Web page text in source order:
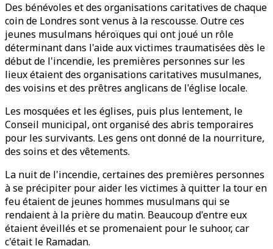
Des bénévoles et des organisations caritatives de chaque
coin de Londres sont venus à la rescousse. Outre ces
jeunes musulmans héroïques qui ont joué un rôle
déterminant dans l'aide aux victimes traumatisées dès le
début de l'incendie, les premières personnes sur les
lieux étaient des organisations caritatives musulmanes,
des voisins et des prêtres anglicans de l'église locale.
Les mosquées et les églises, puis plus lentement, le
Conseil municipal, ont organisé des abris temporaires
pour les survivants. Les gens ont donné de la nourriture,
des soins et des vêtements.
La nuit de l'incendie, certaines des premières personnes
à se précipiter pour aider les victimes à quitter la tour en
feu étaient de jeunes hommes musulmans qui se
rendaient à la prière du matin. Beaucoup d'entre eux
étaient éveillés et se promenaient pour le suhoor, car
c'était le Ramadan.